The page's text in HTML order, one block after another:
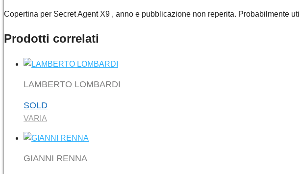
Copertina per Secret Agent X9 , anno e pubblicazione non reperita. Probabilmente
Prodotti correlati
LAMBERTO LOMBARDI
SOLD
VARIA
GIANNI RENNA